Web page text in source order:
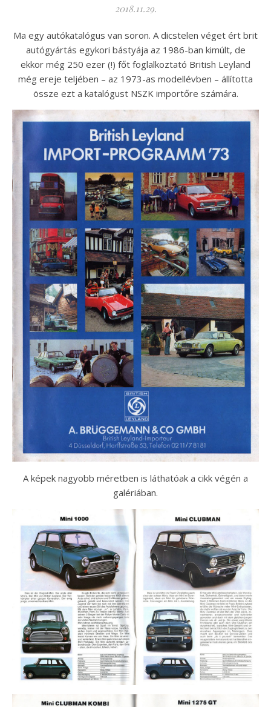
2018.11.29.
Ma egy autókatalógus van soron. A dicstelen véget ért brit
autógyártás egykori bástyája az 1986-ban kimúlt, de
ekkor még 250 ezer (!) főt foglalkoztató British Leyland
még ereje teljében – az 1973-as modellévben – állította
össze ezt a katalógust NSZK importőre számára.
A képek nagyobb méretben is láthatóak a cikk végén a
galériában.